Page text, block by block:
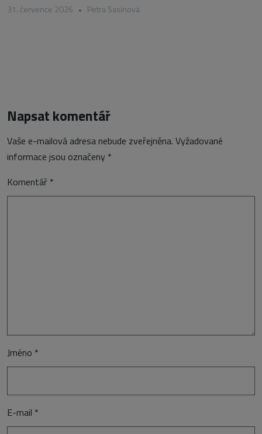
31. července 2026 • Petra Sasínová
Napsat komentář
Vaše e-mailová adresa nebude zveřejněna. Vyžadované
informace jsou označeny *
Komentář *
Jméno *
E-mail *